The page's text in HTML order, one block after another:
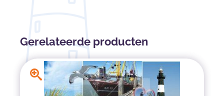
Gerelateerde producten